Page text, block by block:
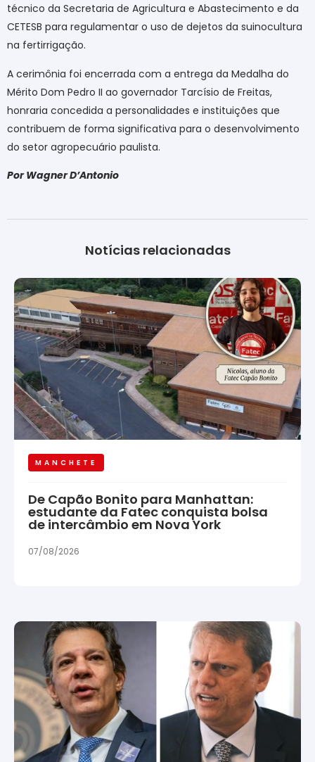
técnico da Secretaria de Agricultura e Abastecimento e da
CETESB para regulamentar o uso de dejetos da suinocultura
na fertirrigação.
A cerimônia foi encerrada com a entrega da Medalha do
Mérito Dom Pedro II ao governador Tarcísio de Freitas,
honraria concedida a personalidades e instituições que
contribuem de forma significativa para o desenvolvimento
do setor agropecuário paulista.
Por Wagner D’Antonio
Notícias relacionadas
MANCHETE
De Capão Bonito para Manhattan:
estudante da Fatec conquista bolsa
de intercâmbio em Nova York
07/08/2026